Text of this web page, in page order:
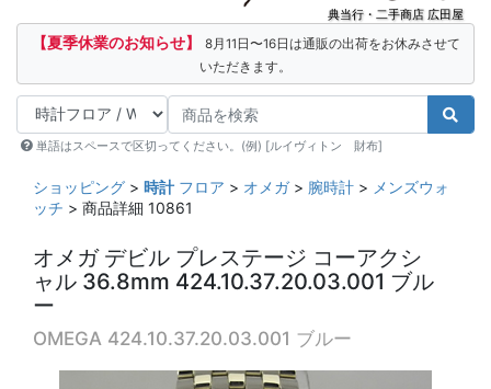
典当行・二手商店 広田屋
【夏季休業のお知らせ】
8月11日〜16日は通販の出荷をお休みさせて
いただきます。
単語はスペースで区切ってください。(例) [ルイヴィトン 財布]
ショッピング > 時計 フロア > オメガ> 腕時計 > メンズウォ
ッチ > 商品詳細 10861
オメガ デビル プレステージ コーアクシ
ャル 36.8mm 424.10.37.20.03.001 ブル
ー
OMEGA 424.10.37.20.03.001 ブルー